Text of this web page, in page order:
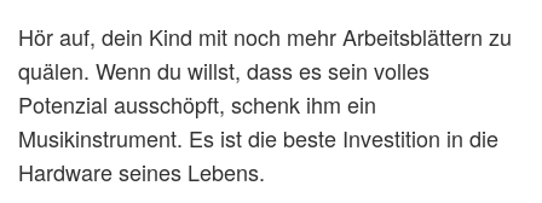
Hör auf, dein Kind mit noch mehr Arbeitsblättern zu
quälen. Wenn du willst, dass es sein volles
Potenzial ausschöpft, schenk ihm ein
Musikinstrument. Es ist die beste Investition in die
Hardware seines Lebens.